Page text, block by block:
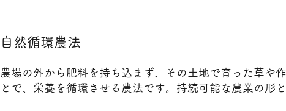
自然循環農法
農場の外から肥料を持ち込まず、その土地で育った草や
とで、栄養を循環させる農法です。持続可能な農業の形